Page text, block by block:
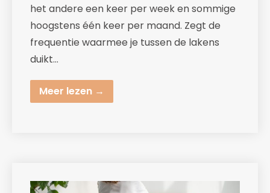
het andere een keer per week en sommige
hoogstens één keer per maand. Zegt de
frequentie waarmee je tussen de lakens
duikt…
Meer lezen →